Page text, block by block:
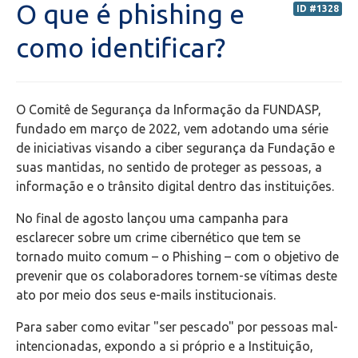
Secretaria de Administração Escolar - SAE
Biblioteca
EAD
Suporte
Microsoft Outlook
ID #1328
O que é phishing e
como identificar?
O Comitê de Segurança da Informação da FUNDASP,
fundado em março de 2022, vem adotando uma série
de iniciativas visando a ciber segurança da Fundação e
suas mantidas, no sentido de proteger as pessoas, a
informação e o trânsito digital dentro das instituições.
No final de agosto lançou uma campanha para
esclarecer sobre um crime cibernético que tem se
tornado muito comum – o Phishing – com o objetivo de
prevenir que os colaboradores tornem-se vítimas deste
ato por meio dos seus e-mails institucionais.
Para saber como evitar "ser pescado" por pessoas mal-
intencionadas, expondo a si próprio e a Instituição,